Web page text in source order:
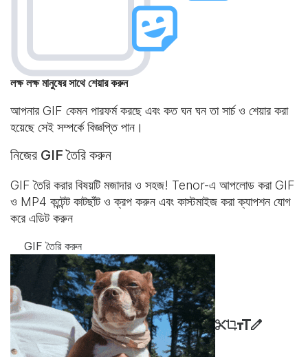
লক্ষ লক্ষ মানুষের সাথে শেয়ার করুন
আপনার GIF কেমন পারফর্ম করছে এবং কত ঘন ঘন তা সার্চ ও শেয়ার করা
হয়েছে সেই সম্পর্কে বিজ্ঞপ্তি পান।
নিজের GIF তৈরি করুন
GIF তৈরি করার বিষয়টি মজাদার ও সহজ! Tenor-এ আপলোড করা GIF
ও MP4 কন্টেন্ট কাটছাঁট ও ক্রপ করুন এবং কাস্টমাইজ করা ক্যাপশন যোগ
করে এডিট করুন
GIF তৈরি করুন